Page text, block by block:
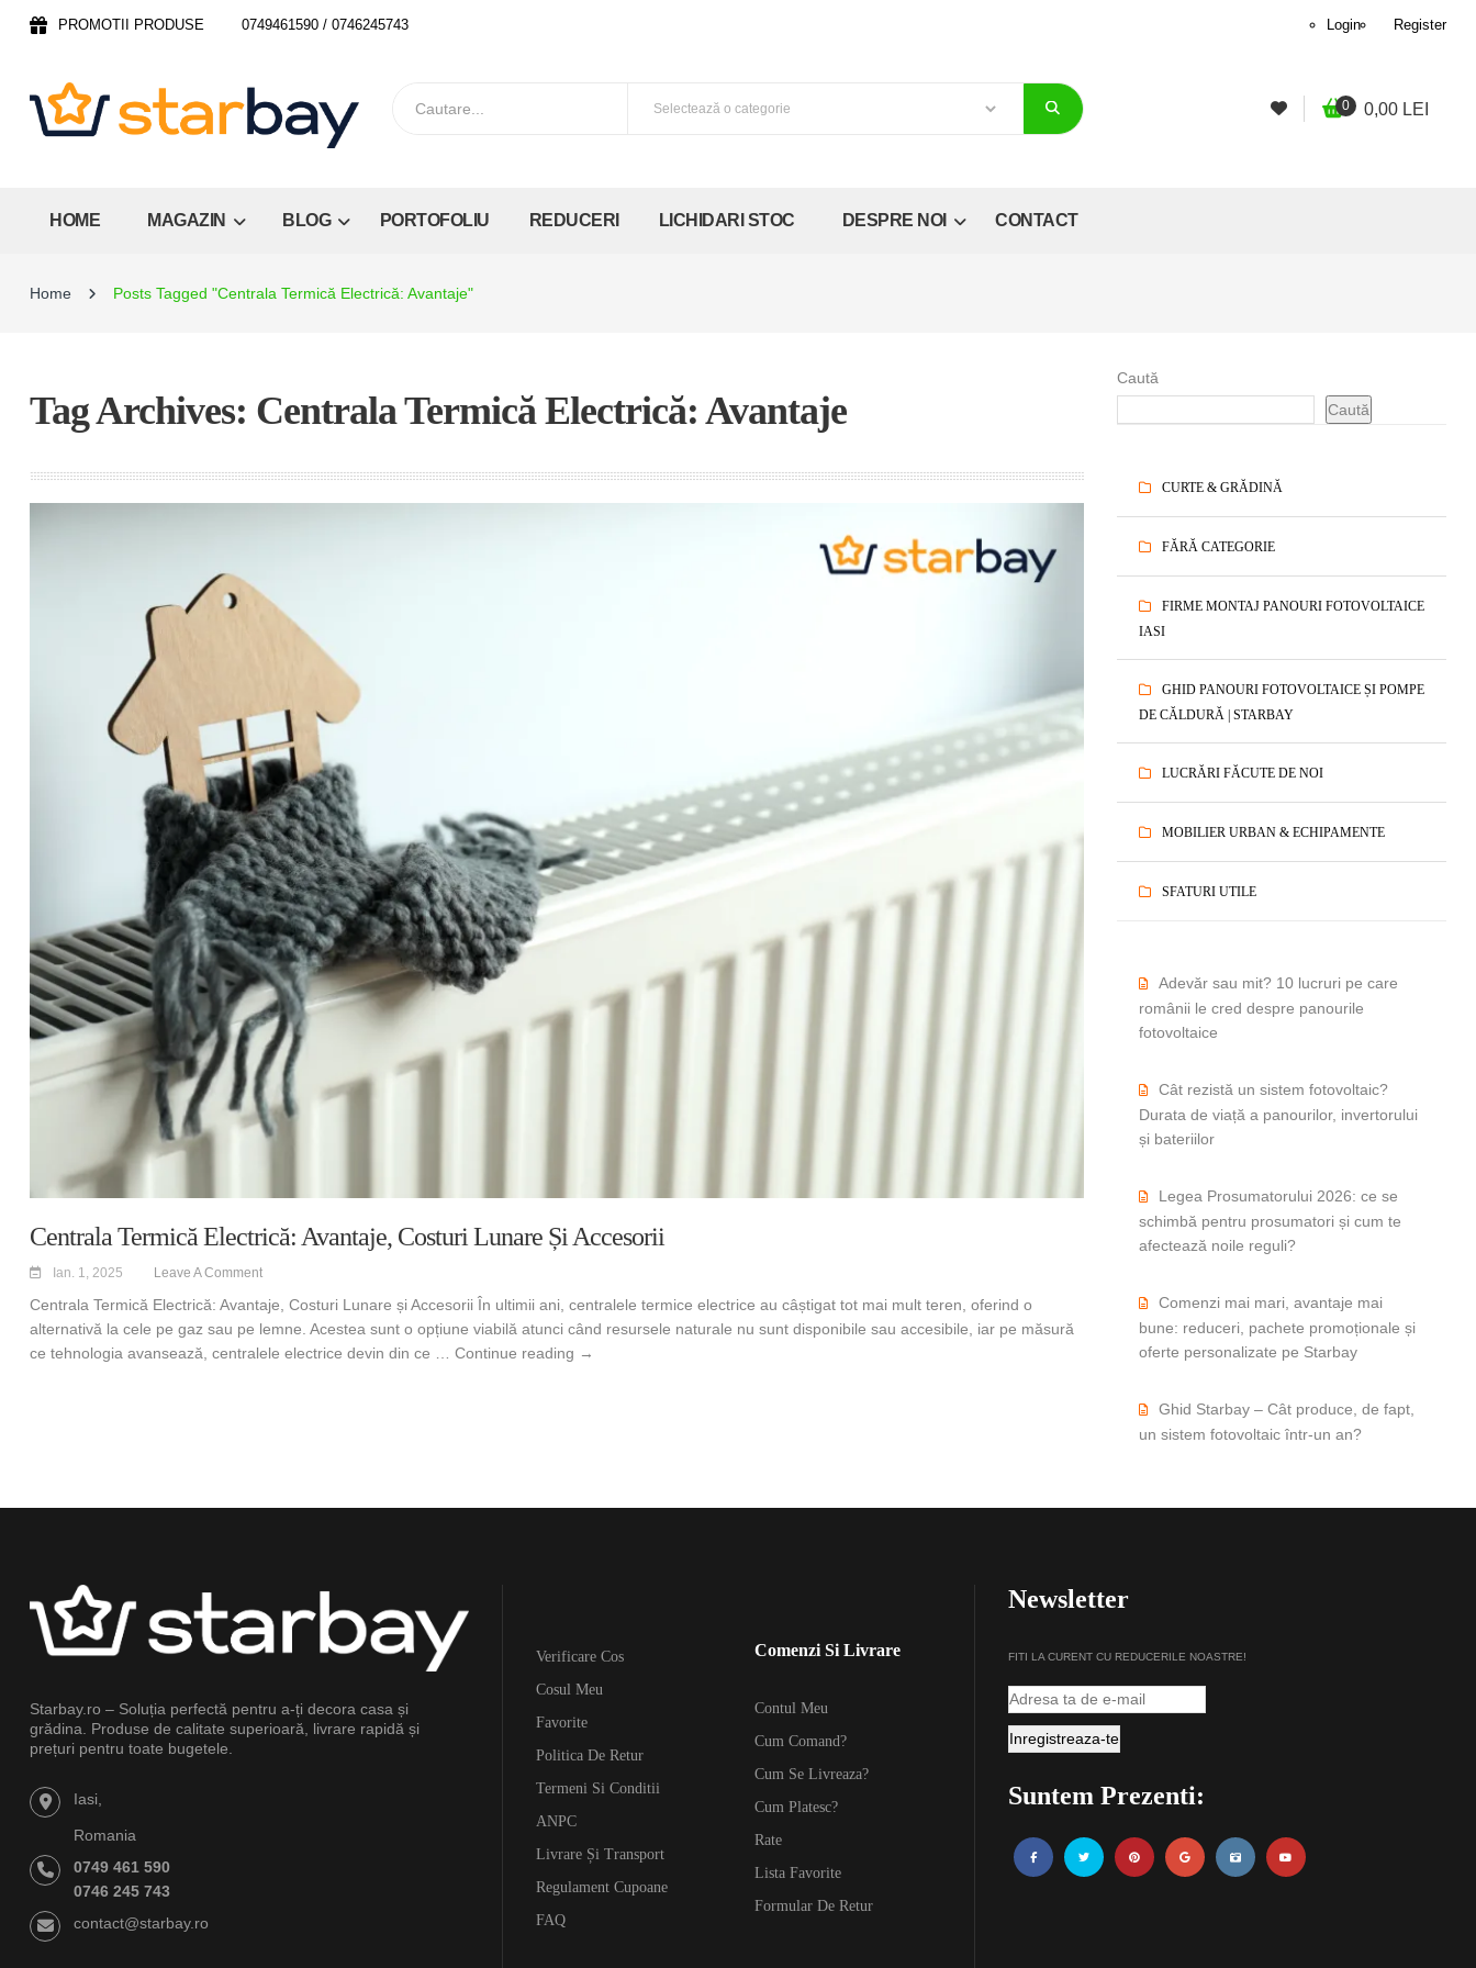
PROMOTII PRODUSE 0749461590 / 0746245743 Login Register
0 0,00 LEI
HOME MAGAZIN BLOG PORTOFOLIU REDUCERI LICHIDARI STOC DESPRE NOI CONTACT
Home Posts Tagged "Centrala Termică Electrică: Avantaje"
Caută
Caută
CURTE & GRĂDINĂ
FĂRĂ CATEGORIE
FIRME MONTAJ PANOURI FOTOVOLTAICE
IASI
GHID PANOURI FOTOVOLTAICE ȘI POMPE
DE CĂLDURĂ | STARBAY
LUCRĂRI FĂCUTE DE NOI
MOBILIER URBAN & ECHIPAMENTE
SFATURI UTILE
Adevăr sau mit? 10 lucruri pe care
românii le cred despre panourile
fotovoltaice
Cât rezistă un sistem fotovoltaic?
Durata de viață a panourilor, invertorului
și bateriilor
Legea Prosumatorului 2026: ce se
schimbă pentru prosumatori și cum te
afectează noile reguli?
Comenzi mai mari, avantaje mai
bune: reduceri, pachete promoționale și
oferte personalizate pe Starbay
Ghid Starbay – Cât produce, de fapt,
un sistem fotovoltaic într-un an?
Tag Archives: Centrala Termică Electrică: Avantaje
Centrala Termică Electrică: Avantaje, Costuri Lunare Și Accesorii
Ian. 1, 2025 Leave A Comment
Centrala Termică Electrică: Avantaje, Costuri Lunare și Accesorii În ultimii ani, centralele termice electrice au câștigat tot mai mult teren, oferind o
alternativă la cele pe gaz sau pe lemne. Acestea sunt o opțiune viabilă atunci când resursele naturale nu sunt disponibile sau accesibile, iar pe măsură
ce tehnologia avansează, centralele electrice devin din ce … Continue reading Centrala Termică Electrică: Avantaje, Costuri Lunare și Accesorii
→
Starbay.ro – Soluția perfectă pentru a-ți decora casa și
grădina. Produse de calitate superioară, livrare rapidă și
prețuri pentru toate bugetele.
Iasi,
Romania
0749 461 590
0746 245 743
contact@starbay.ro
Verificare Cos
Cosul Meu
Favorite
Politica De Retur
Termeni Si Conditii
ANPC
Livrare Și Transport
Regulament Cupoane
FAQ
Comenzi Si Livrare
Contul Meu
Cum Comand?
Cum Se Livreaza?
Cum Platesc?
Rate
Lista Favorite
Formular De Retur
Newsletter
FITI LA CURENT CU REDUCERILE NOASTRE!
Suntem Prezenti: